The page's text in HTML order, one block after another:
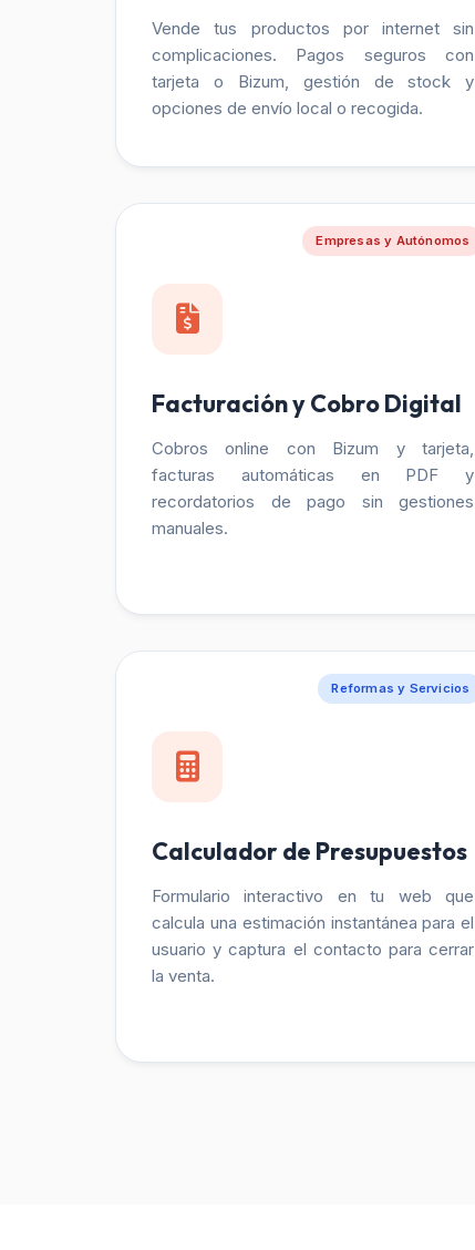
Vende tus productos por internet sin
complicaciones. Pagos seguros con
tarjeta o Bizum, gestión de stock y
opciones de envío local o recogida.
Empresas y Autónomos
Facturación y Cobro Digital
Cobros online con Bizum y tarjeta,
facturas automáticas en PDF y
recordatorios de pago sin gestiones
manuales.
Reformas y Servicios
Calculador de Presupuestos
Formulario interactivo en tu web que
calcula una estimación instantánea para el
usuario y captura el contacto para cerrar
la venta.